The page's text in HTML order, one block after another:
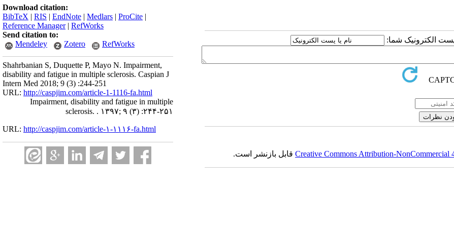
Download citation:
BibTeX | RIS | EndNote | Medlars | ProCite |
Reference Manager| RefWorks
Send citation to:
Mendeley
Zotero RefWorks
Shahrbanian S, Duquette P, Mayo N. Impairment,
disability and fatigue in multiple sclerosis. Caspian J
Intern Med 2018; 9 (3) :244-251
URL: http://caspjim.com/article-1-1116-fa.html
Impairment, disability and fatigue in multiple
sclerosis. . ۱۳۹۷; ۹ (۳) :۲۴۴-۲۵۱
URL: http://caspjim.com/article-۱-۱۱۱۶-fa.html
پست الکترونیک شما:
Creative Commons Attribution-NonCommercialقابل بازنشر است.